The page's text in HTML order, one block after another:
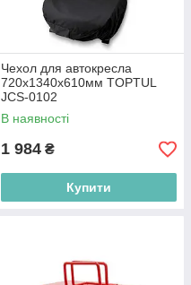
Чехол для автокресла
720х1340х610мм TOPTUL
JCS-0102
В наявності
1 984 ₴
Купити